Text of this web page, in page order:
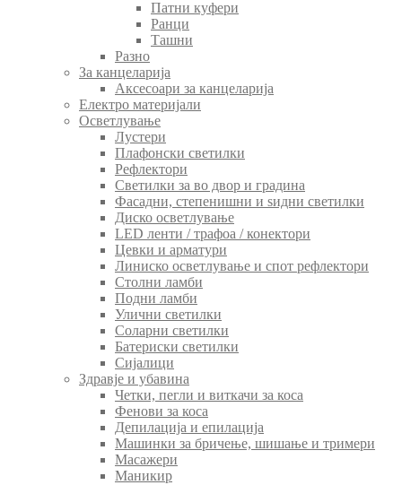
Патни куфери
Ранци
Ташни
Разно
За канцеларија
Аксесоари за канцеларија
Електро материјали
Осветлување
Лустери
Плафонски светилки
Рефлектори
Светилки за во двор и градина
Фасадни, степенишни и ѕидни светилки
Диско осветлување
LED ленти / трафоа / конектори
Цевки и арматури
Линиско осветлување и спот рефлектори
Столни ламби
Подни ламби
Улични светилки
Соларни светилки
Батериски светилки
Сијалици
Здравје и убавина
Четки, пегли и виткачи за коса
Фенови за коса
Депилација и епилација
Машинки за бричење, шишање и тримери
Масажери
Маникир